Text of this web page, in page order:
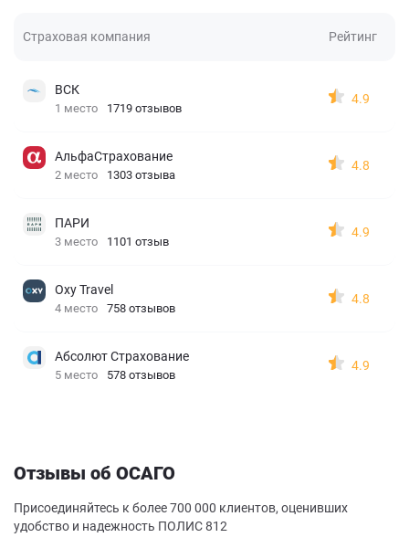
Страховая компания Рейтинг
ВСК
1 место 1719 отзывов
4.9
АльфаСтрахование
2 место 1303 отзыва
4.8
ПАРИ
3 место 1101 отзыв
4.9
Oxy Travel
4 место 758 отзывов
4.8
Абсолют Страхование
5 место 578 отзывов
4.9
Отзывы об ОСАГО
Присоединяйтесь к более 700 000 клиентов, оценивших
удобство и надежность ПОЛИС 812